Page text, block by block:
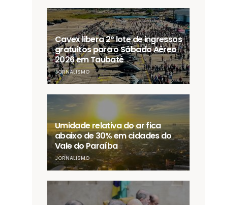
Cavex libera 2º lote de ingressos
gratuitos para o Sábado Aéreo
2026 em Taubaté
JORNALISMO
Umidade relativa do ar fica
abaixo de 30% em cidades do
Vale do Paraíba
JORNALISMO